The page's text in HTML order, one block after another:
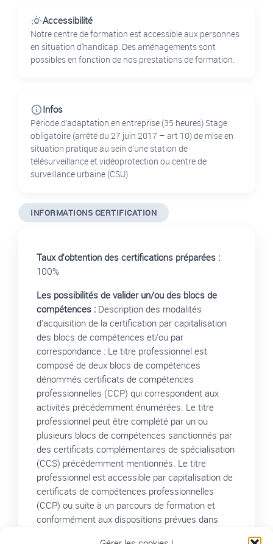
Accessibilité
Notre centre de formation est accessible aux personnes
en situation d'handicap. Des aménagements sont
possibles en fonction de nos prestations de formation.
Infos
Période d’adaptation en entreprise (35 heures) Stage
obligatoire (arrêté du 27 juin 2017 – art 10) de mise en
situation pratique au sein d’une station de
télésurveillance et vidéoprotection ou centre de
surveillance urbaine (CSU)
INFORMATIONS CERTIFICATION
Taux d'obtention des certifications préparées :
100%
Les possibilités de valider un/ou des blocs de
compétences : Description des modalités
d'acquisition de la certification par capitalisation
des blocs de compétences et/ou par
correspondance : Le titre professionnel est
composé de deux blocs de compétences
dénommés certificats de compétences
professionnelles (CCP) qui correspondent aux
activités précédemment énumérées. Le titre
professionnel peut être complété par un ou
plusieurs blocs de compétences sanctionnés par
des certificats complémentaires de spécialisation
(CCS) précédemment mentionnés. Le titre
professionnel est accessible par capitalisation de
certificats de compétences professionnelles
(CCP) ou suite à un parcours de formation et
conformément aux dispositions prévues dans